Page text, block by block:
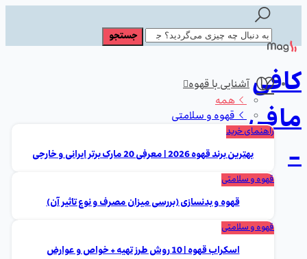
کافی
مافی
-
آشنایی با قهوه
همه
قهوه و سلامتی
راهنمای خرید
بهترین برند قهوه 2026 | معرفی 20 مارک برتر ایرانی و خارجی
قهوه و سلامتی
قهوه و بدنسازی (بررسی میزان مصرف و نوع تاثیر آن)
قهوه و سلامتی
اسکراب قهوه | 10 روش طرز تهیه + خواص و عوارض